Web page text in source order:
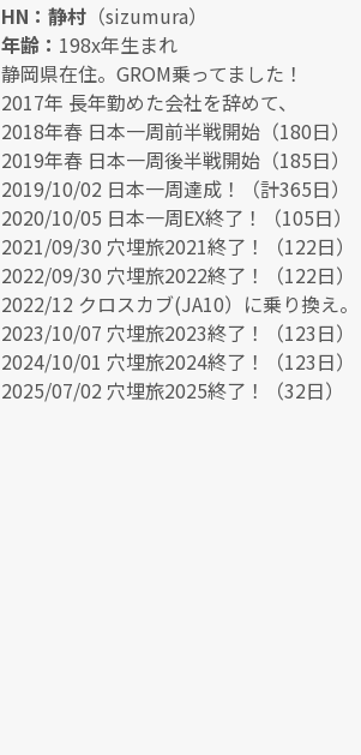
HN：静村 （sizumura）
年齢： 198x年生まれ
静岡県在住。GROM乗ってました！
2017年 長年勤めた会社を辞めて、
2018年春 日本一周前半戦開始（180日）
2019年春 日本一周後半戦開始（185日）
2019/10/02 日本一周達成！（計365日）
2020/10/05 日本一周EX終了！（105日）
2021/09/30 穴埋旅2021終了！（122日）
2022/09/30 穴埋旅2022終了！（122日）
2022/12 クロスカブ(JA10）に乗り換え。
2023/10/07 穴埋旅2023終了！（123日）
2024/10/01 穴埋旅2024終了！（123日）
2025/07/02 穴埋旅2025終了！（32日）